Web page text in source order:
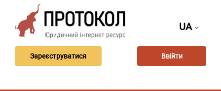
UA
Зареєструватися Ввійти